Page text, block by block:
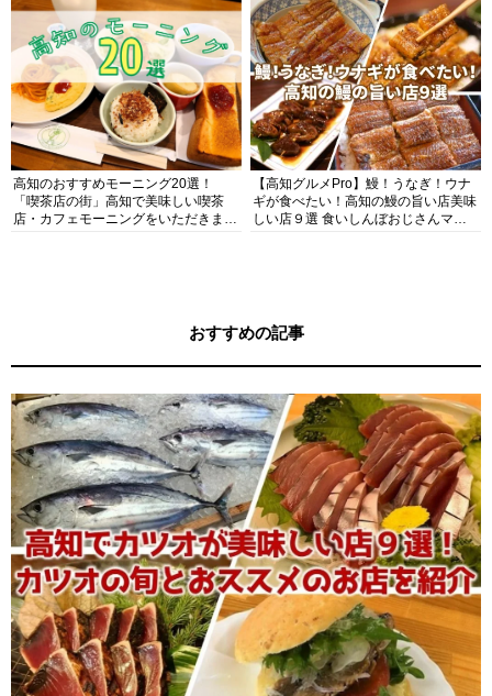
高知のおすすめモーニング20選！
「喫茶店の街」高知で美味しい喫茶
店・カフェモーニングをいただきま
【高知グルメPro】鰻！うなぎ！ウナ
ギが食べたい！高知の鰻の旨い店美味
しい店９選 食いしんぼおじさんマッ
おすすめの記事